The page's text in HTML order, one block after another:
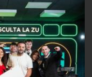
oficial